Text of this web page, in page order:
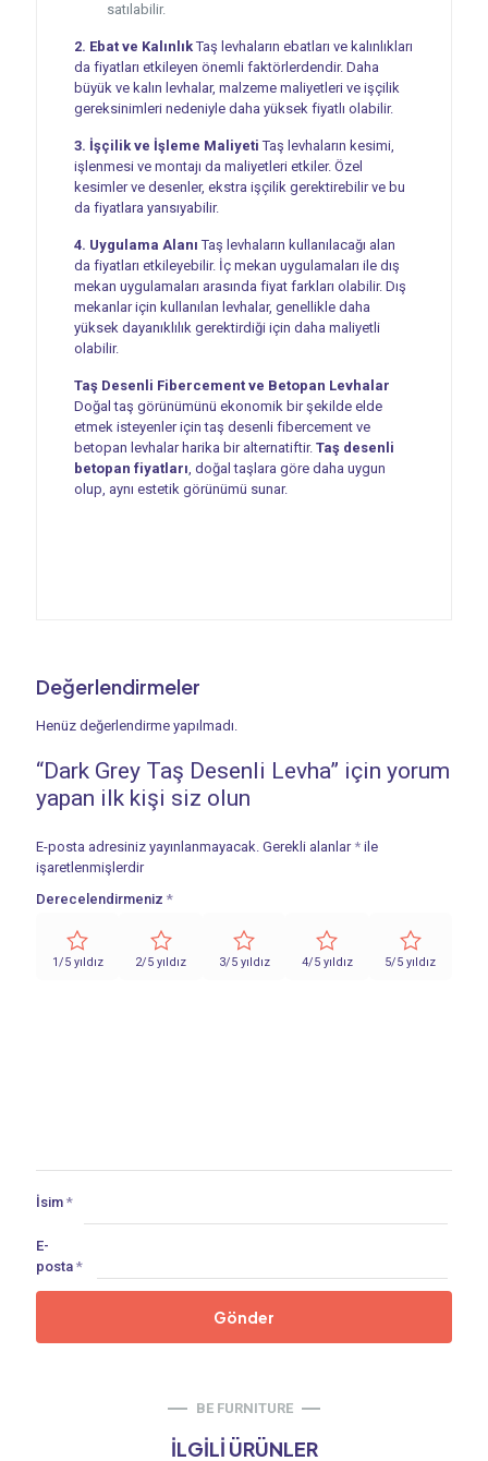
satılabilir.
2. Ebat ve KalınlıkTaş levhaların ebatları ve kalınlıkları
da fiyatları etkileyen önemli faktörlerdendir. Daha
büyük ve kalın levhalar, malzeme maliyetleri ve işçilik
gereksinimleri nedeniyle daha yüksek fiyatlı olabilir.
3. İşçilik ve İşleme Maliyeti Taş levhaların kesimi,
işlenmesi ve montajı da maliyetleri etkiler. Özel
kesimler ve desenler, ekstra işçilik gerektirebilir ve bu
da fiyatlara yansıyabilir.
4. Uygulama Alanı Taş levhaların kullanılacağı alan
da fiyatları etkileyebilir. İç mekan uygulamaları ile dış
mekan uygulamaları arasında fiyat farkları olabilir. Dış
mekanlar için kullanılan levhalar, genellikle daha
yüksek dayanıklılık gerektirdiği için daha maliyetli
olabilir.
Taş Desenli Fibercement ve Betopan Levhalar
Doğal taş görünümünü ekonomik bir şekilde elde
etmek isteyenler için taş desenli fibercement ve
betopan levhalar harika bir alternatiftir. Taş desenli
betopan fiyatları, doğal taşlara göre daha uygun
olup, aynı estetik görünümü sunar.
Değerlendirmeler
Henüz değerlendirme yapılmadı.
“Dark Grey Taş Desenli Levha” için yorum
yapan ilk kişi siz olun
E-posta adresiniz yayınlanmayacak. Gerekli alanlar * ile
işaretlenmişlerdir
Derecelendirmeniz *
1/5 yıldız 2/5 yıldız 3/5 yıldız 4/5 yıldız 5/5 yıldız
İsim *
E-
posta *
BE FURNITURE
İLGILI ÜRÜNLER